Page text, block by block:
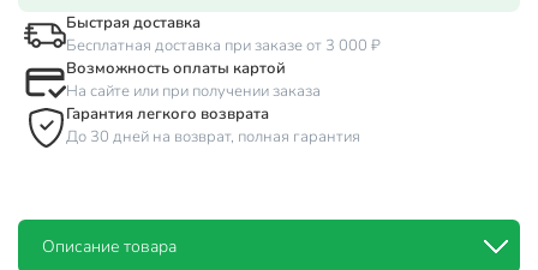
Быстрая доставка
Бесплатная доставка при заказе от 3 000 ₽
Возможность оплаты картой
На сайте или при получении заказа
Гарантия легкого возврата
До 30 дней на возврат, полная гарантия
Описание товара